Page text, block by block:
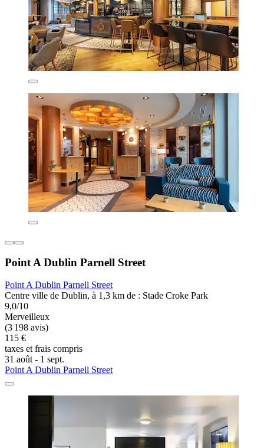
Point A Dublin Parnell Street
Point A Dublin Parnell Street
Centre ville de Dublin, à 1,3 km de : Stade Croke Park
9,0/10
Merveilleux
(3 198 avis)
115 €
taxes et frais compris
31 août - 1 sept.
Point A Dublin Parnell Street